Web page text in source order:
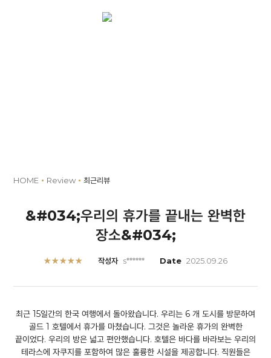
HOME Review 최근리뷰
&#034;우리의 휴가를 끝내는 완벽한
장소&#034;
★★★★★ 작성자 s****** Date 2025.09.26
최근 15일간의 한국 여행에서 돌아왔습니다. 우리는 6 개 도시를 방문하여
골드 1 호텔에서 휴가를 마쳤습니다. 그것은 놀라운 휴가의 완벽한
끝이었다. 우리의 방은 넓고 편안했습니다. 호텔은 바다를 바라보는 우리의
테라스에 자쿠지를 포함하여 많은 훌륭한 시설을 제공합니다. 직원들은